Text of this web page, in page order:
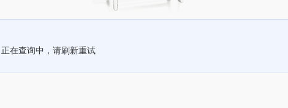
正在查询中，请刷新重试